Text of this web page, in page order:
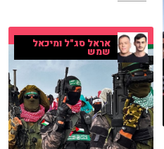
אראל סג"ל ומיכאל
שמש